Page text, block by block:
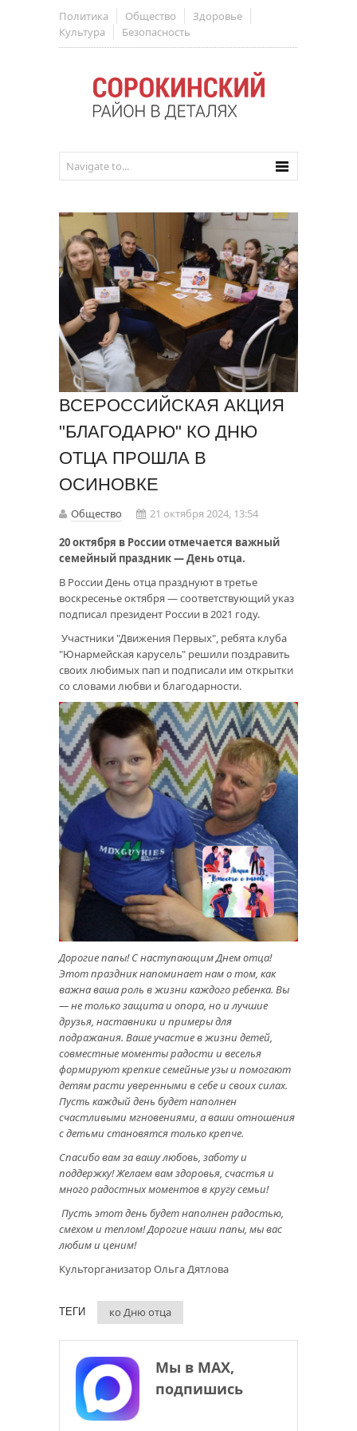
Политика Общество
Здоровье
Культура
Безопасность
ВСЕРОССИЙСКАЯ АКЦИЯ
"БЛАГОДАРЮ" КО ДНЮ
ОТЦА ПРОШЛА В
ОСИНОВКЕ
Общество
21 октября 2024, 13:54
20 октября в России отмечается важный
семейный праздник — День отца.
В России День отца празднуют в третье
воскресенье октября — соответствующий указ
подписал президент России в 2021 году.
Участники "Движения Первых", ребята клуба
"Юнармейская карусель" решили поздравить
своих любимых пап и подписали им открытки
со словами любви и благодарности.
Дорогие папы! С наступающим Днем отца!
Этот праздник напоминает нам о том, как
важна ваша роль в жизни каждого ребенка. Вы
— не только защита и опора, но и лучшие
друзья, наставники и примеры для
подражания. Ваше участие в жизни детей,
совместные моменты радости и веселья
формируют крепкие семейные узы и помогают
детям расти уверенными в себе и своих силах.
Пусть каждый день будет наполнен
счастливыми мгновениями, а ваши отношения
с детьми становятся только крепче.
Спасибо вам за вашу любовь, заботу и
поддержку! Желаем вам здоровья, счастья и
много радостных моментов в кругу семьи!
Пусть этот день будет наполнен радостью,
смехом и теплом! Дорогие наши папы, мы вас
любим и ценим!
Культорганизатор Ольга Дятлова
ТЕГИ ко Дню отца
Мы в МАХ,
подпишись